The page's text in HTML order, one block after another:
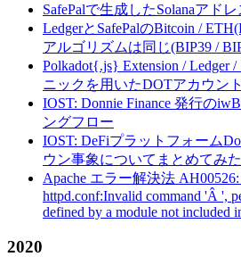
SafePalで生成したSolanaアド
LedgerとSafePalのBitcoin /
アルゴリズムは同じ(BIP39 /
Polkadot{.js} Extension / Ledger
ニックを用いたDOTアカウン
IOST: Donnie Finance 発行の
ングフロー
IOST: DeFiプラットフォーム
ウン事象についてまとめてみた
Apache エラー解決法 AH00526:
httpd.conf:Invalid command 'Â ',
defined by a module not included
2020